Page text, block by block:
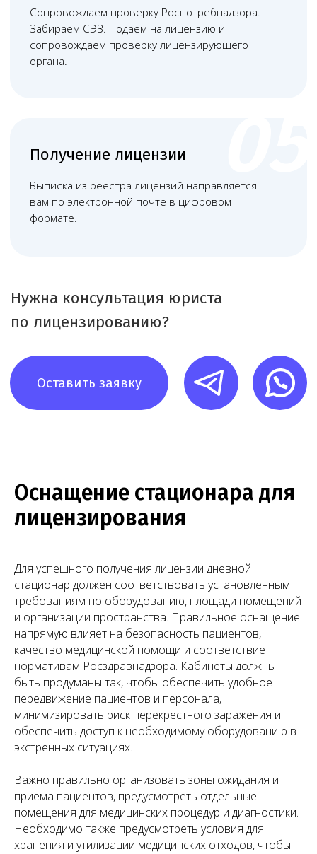
Оснащение стационара для
лицензирования
Для успешного получения лицензии дневной
стационар должен соответствовать установленным
требованиям по оборудованию, площади помещений
и организации пространства. Правильное оснащение
напрямую влияет на безопасность пациентов,
качество медицинской помощи и соответствие
нормативам Росздравнадзора. Кабинеты должны
быть продуманы так, чтобы обеспечить удобное
передвижение пациентов и персонала,
минимизировать риск перекрестного заражения и
обеспечить доступ к необходимому оборудованию в
экстренных ситуациях.
Важно правильно организовать зоны ожидания и
приема пациентов, предусмотреть отдельные
помещения для медицинских процедур и диагностики.
Необходимо также предусмотреть условия для
хранения и утилизации медицинских отходов, чтобы
Наша команда
Башкатов
Александр
Константинович
Чимбирева Алина
Андреевна
Руководитель Старший юрист
Команда юристов с узкой специализацией и многолетней
практикой в области медицинского права